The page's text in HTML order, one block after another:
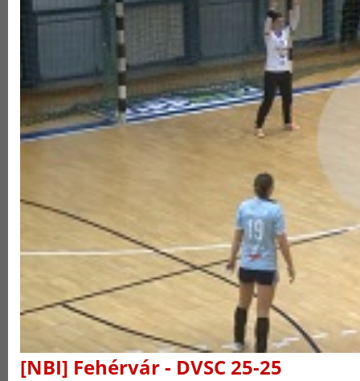
[NBI] Fehérvár - DVSC 25-25